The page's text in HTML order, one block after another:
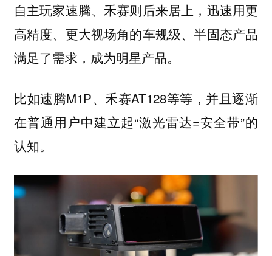
自主玩家速腾、禾赛则后来居上，迅速用更
高精度、更大视场角的车规级、半固态产品
满足了需求，成为明星产品。
比如速腾M1P、禾赛AT128等等，并且逐渐
在普通用户中建立起“激光雷达=安全带”的
认知。